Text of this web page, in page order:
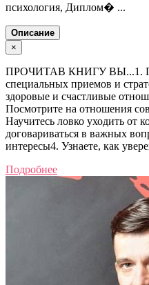
психология, Диплом� ...
Описание
×
ПРОЧИТАВ КНИГУ ВЫ...1.
специальных приемов и
здоровые и счастливые
Посмотрите на отношения
Научитесь ловко уходить от
договариваться в важных
интересы4. Узнаете, как
Подробнее